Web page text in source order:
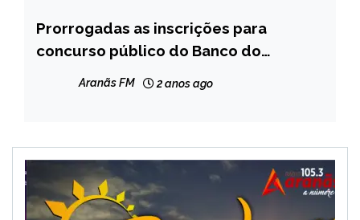
CAPELINHA
MINAS
Prorrogadas as inscrições para
concurso público do Banco do
Aranãs FM 2 anos ago